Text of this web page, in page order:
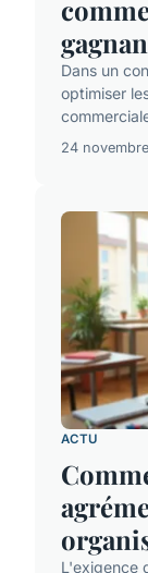
Dans un
optimiser
24
ACTU
L'exigence